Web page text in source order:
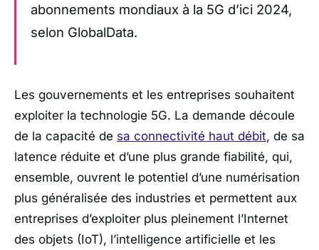
abonnements mondiaux à la 5G d’ici 2024,
selon GlobalData.
Les gouvernements et les entreprises souhaitent
exploiter la technologie 5G. La demande découle
de la capacité de sa connectivité haut débit, de sa
latence réduite et d’une plus grande fiabilité, qui,
ensemble, ouvrent le potentiel d’une numérisation
plus généralisée des industries et permettent aux
entreprises d’exploiter plus pleinement l’Internet
des objets (IoT), l’intelligence artificielle et les